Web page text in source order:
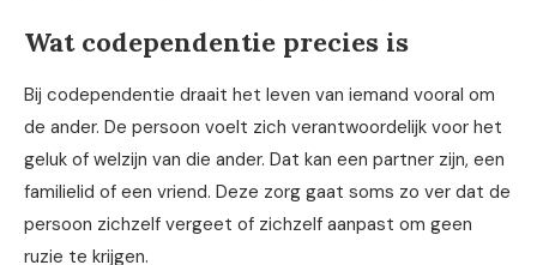
Wat codependentie precies is
Bij codependentie draait het leven van iemand vooral om
de ander. De persoon voelt zich verantwoordelijk voor het
geluk of welzijn van die ander. Dat kan een partner zijn, een
familielid of een vriend. Deze zorg gaat soms zo ver dat de
persoon zichzelf vergeet of zichzelf aanpast om geen
ruzie te krijgen.